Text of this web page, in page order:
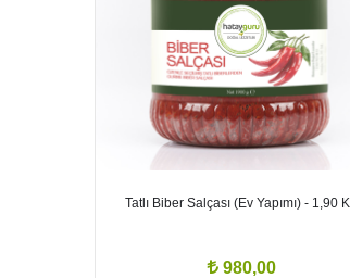
Tatlı Biber Salçası (Ev Yapımı) - 1,90
980,00